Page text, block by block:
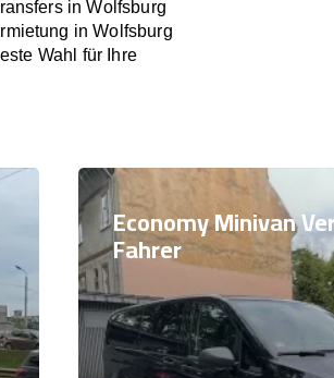
in Wolfsburg
in Wolfsburg
Wahl für Ihre
Economy Minivan
Fahrer